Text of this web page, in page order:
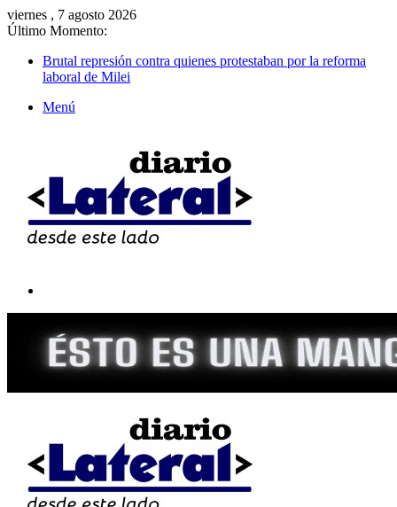
viernes , 7 agosto 2026
Último Momento:
Brutal represión contra quienes protestaban por la reforma
laboral de Milei
Menú